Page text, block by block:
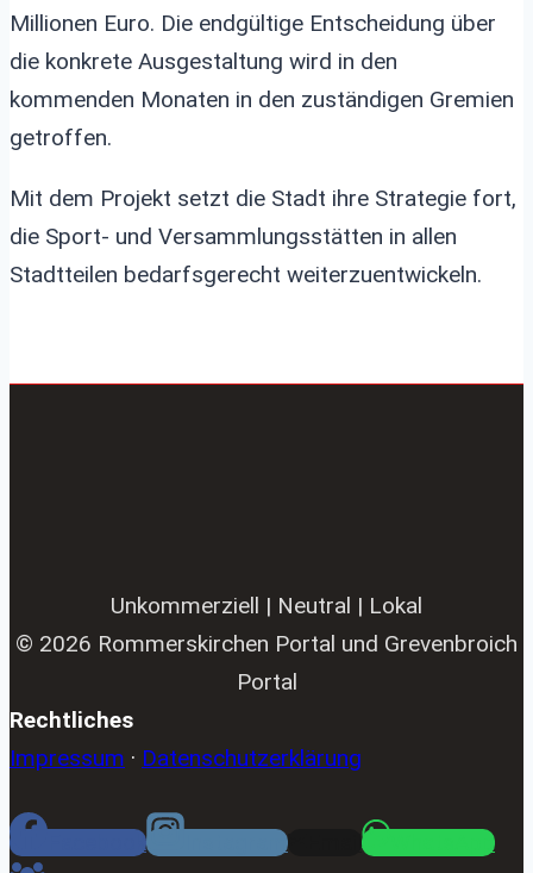
Millionen Euro. Die endgültige Entscheidung über
die konkrete Ausgestaltung wird in den
kommenden Monaten in den zuständigen Gremien
getroffen.
Mit dem Projekt setzt die Stadt ihre Strategie fort,
die Sport- und Versammlungsstätten in allen
Stadtteilen bedarfsgerecht weiterzuentwickeln.
Unkommerziell | Neutral | Lokal
© 2026 Rommerskirchen Portal und Grevenbroich
Portal
Rechtliches
Impressum · Datenschutzerklärung
Facebook Instagram
WhatsApp